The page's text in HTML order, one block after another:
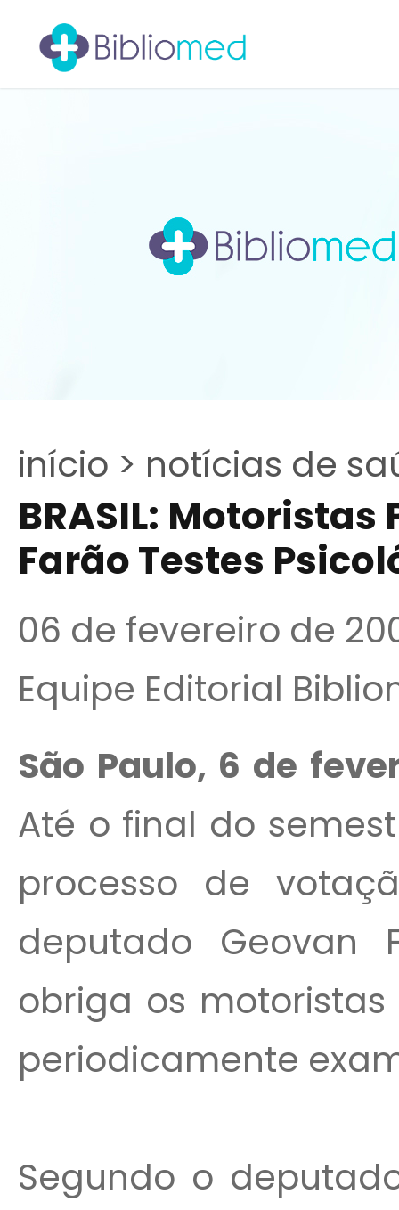
início > notícias de
BRASIL:
Farão Testes
06 de fevereiro de
Equipe Editorial
São Paulo, 6 de
Até o final do
processo de
deputado Geovan
obriga os
periodicamente
Segundo o